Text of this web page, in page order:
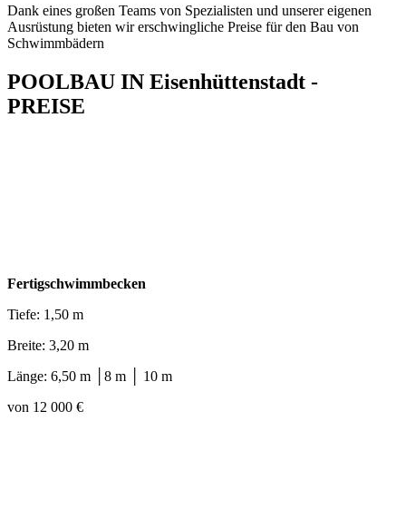
Dank eines großen Teams von Spezialisten und unserer eigenen
Ausrüstung bieten wir erschwingliche Preise für den Bau von
Schwimmbädern
POOLBAU IN Eisenhüttenstadt -
PREISE
Fertigschwimmbecken
Tiefe: 1,50 m
Breite: 3,20 m
Länge: 6,50 m │8 m │ 10 m
von 12 000 €